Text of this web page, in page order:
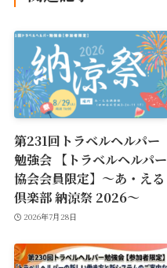
第231回トラベルヘルパー
勉強会 【トラベルヘルパー
協会会員限定】〜あ・える
倶楽部 納涼祭 2026〜
2026年7月28日